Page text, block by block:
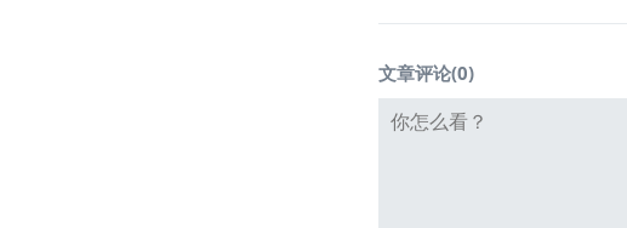
文章评论(0)